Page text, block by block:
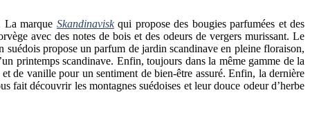
La marque Skandinaviskqui propose des bougies parfumées et des
avec des notes de bois et des odeurs de vergers murissant. Le
suédois propose un parfum de jardin scandinave en pleine floraison,
printemps scandinave. Enfin, toujours dans la même gamme de la
de vanille pour un sentiment de bien-être assuré. Enfin, la dernière
fait découvrir les montagnes suédoises et leur douce odeur d’herbe